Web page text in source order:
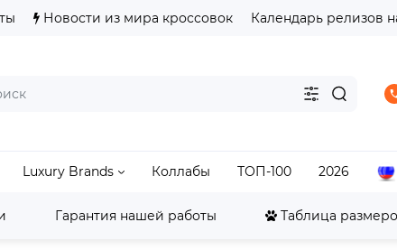
Новости из мира кроссовок Календарь релизов
Luxury Brands Коллабы ТОП-100 2026
Гарантия нашей работы Таблица
Jordan 4 Jordan 4 Retro Black Cat (2025)